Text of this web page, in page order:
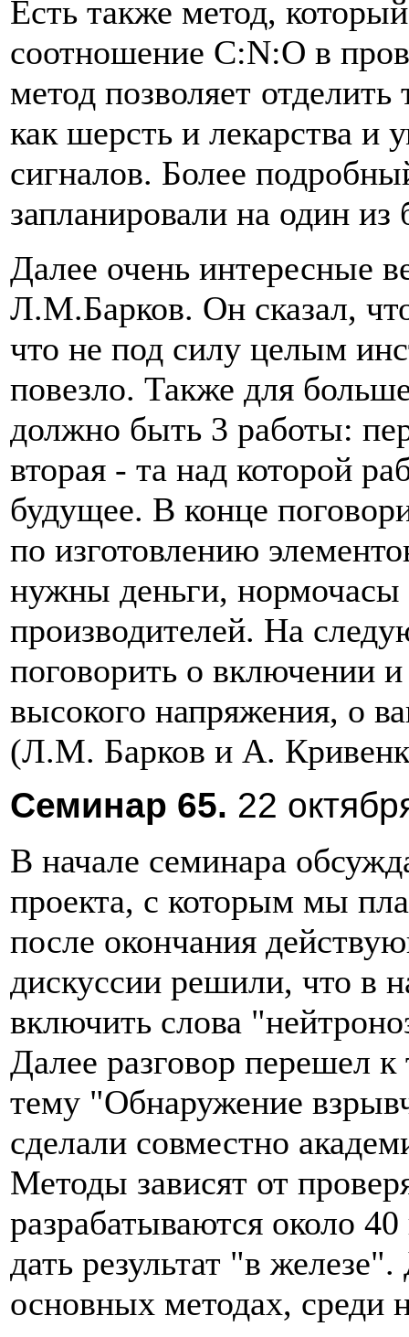
Есть также метод,
соотношение C:N:O в
метод позволяет отделить
как шерсть и лекарства
сигналов. Более
запланировали на один
Далее очень интересные
Л.М.Барков. Он сказал,
что не под силу целым
повезло. Также для
должно быть 3 работы:
вторая - та над которой
будущее. В конце
по изготовлению
нужны деньги, нормочасы
производителей. На
поговорить о включении
высокого напряжения, о
(Л.М. Барков и А.
Семинар 65. 22
В начале семинара
проекта, с которым мы
после окончания
дискуссии решили, что в
включить слова
Далее разговор перешел
тему "Обнаружение
сделали совместно
Методы зависят от
разрабатываются около
дать результат "в
основных методах, среди